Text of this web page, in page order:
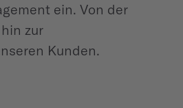
ein. Von der
zur
Kunden.